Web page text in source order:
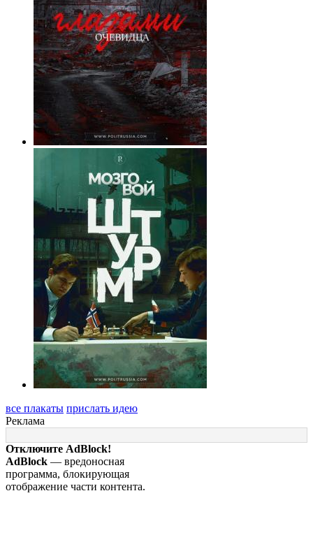
все плакаты прислать идею
Реклама
Отключите AdBlock!
AdBlock — вредоносная
программа, блокирующая
отображение части контента.